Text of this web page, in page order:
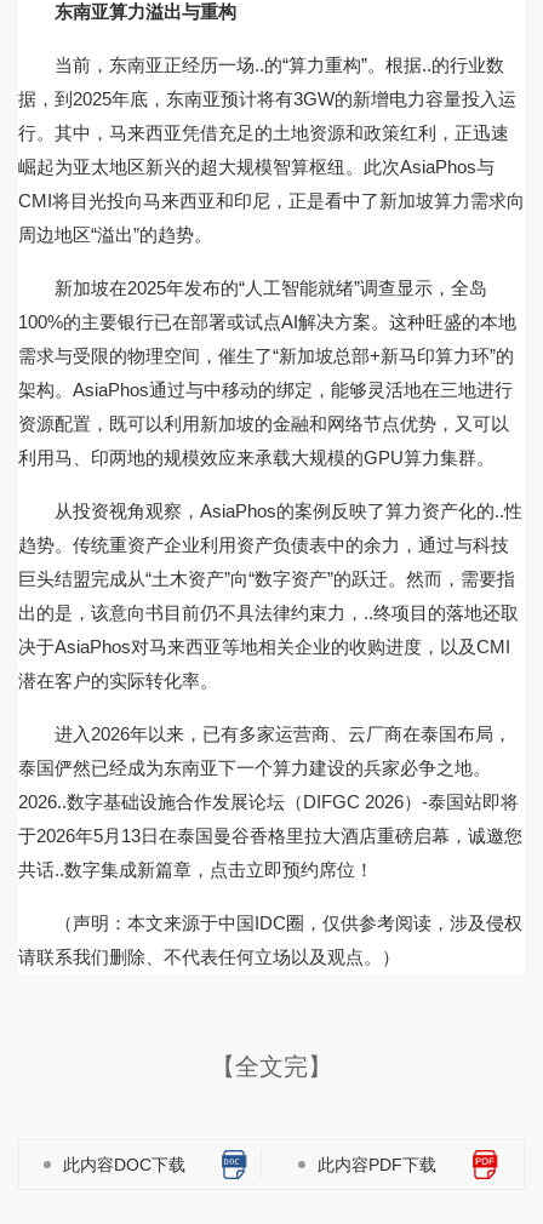
东南亚算力溢出与重构
当前，东南亚正经历一场..的“算力重构”。根据..的行业数
据，到2025年底，东南亚预计将有3GW的新增电力容量投入运
行。其中，马来西亚凭借充足的土地资源和政策红利，正迅速
崛起为亚太地区新兴的超大规模智算枢纽。此次AsiaPhos与
CMI将目光投向马来西亚和印尼，正是看中了新加坡算力需求向
周边地区“溢出”的趋势。
新加坡在2025年发布的“人工智能就绪”调查显示，全岛
100%的主要银行已在部署或试点AI解决方案。这种旺盛的本地
需求与受限的物理空间，催生了“新加坡总部+新马印算力环”的
架构。AsiaPhos通过与中移动的绑定，能够灵活地在三地进行
资源配置，既可以利用新加坡的金融和网络节点优势，又可以
利用马、印两地的规模效应来承载大规模的GPU算力集群。
从投资视角观察，AsiaPhos的案例反映了算力资产化的..性
趋势。传统重资产企业利用资产负债表中的余力，通过与科技
巨头结盟完成从“土木资产”向“数字资产”的跃迁。然而，需要指
出的是，该意向书目前仍不具法律约束力，..终项目的落地还取
决于AsiaPhos对马来西亚等地相关企业的收购进度，以及CMI
潜在客户的实际转化率。
进入2026年以来，已有多家运营商、云厂商在泰国布局，
泰国俨然已经成为东南亚下一个算力建设的兵家必争之地。
2026..数字基础设施合作发展论坛（DIFGC 2026）-泰国站即将
于2026年5月13日在泰国曼谷香格里拉大酒店重磅启幕，诚邀您
共话..数字集成新篇章，点击立即预约席位！
（声明：本文来源于中国IDC圈，仅供参考阅读，涉及侵权
请联系我们删除、不代表任何立场以及观点。）
【全文完】
此内容DOC下载 此内容PDF下载